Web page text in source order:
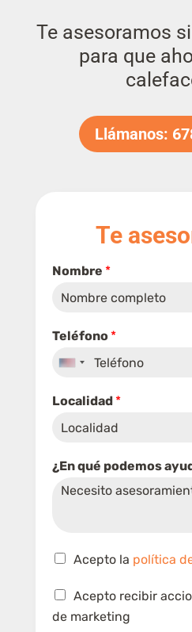
Te asesoramos
para que
Llámanos:
Te
Nombre *
Teléfono *
U
e
d
a
Localidad *
¿En qué podemos
C
s
i
l
Acepto la política
e
l
*
*
C
a
s
Acepto recibir
de marketing